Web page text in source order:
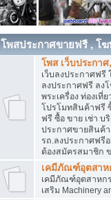
โพสประกาศขายฟรี ,
โพส เว็บประกา
เว็บลงประกาศฟ
ลงประกาศฟรี ลง
พระเครื่อง ท่องเที่
โปรโมทสินค้าฟรี
ฟรี ซื้อ ขาย เช่า บ
ประกาศขายสินค้
รถ.ลงประกาศฟ
ต้องสมัครสมาชิก
เคมีภัณฑ์อุตสาห
เคมีภัณฑ์อุตสาหกร
เสริม Machinery